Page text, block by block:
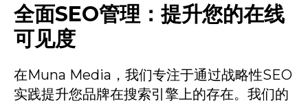
全面SEO管理：提升您的在线
可见度
在Muna Media，我们专注于通过战略性SEO
实践提升您品牌在搜索引擎上的存在。我们的